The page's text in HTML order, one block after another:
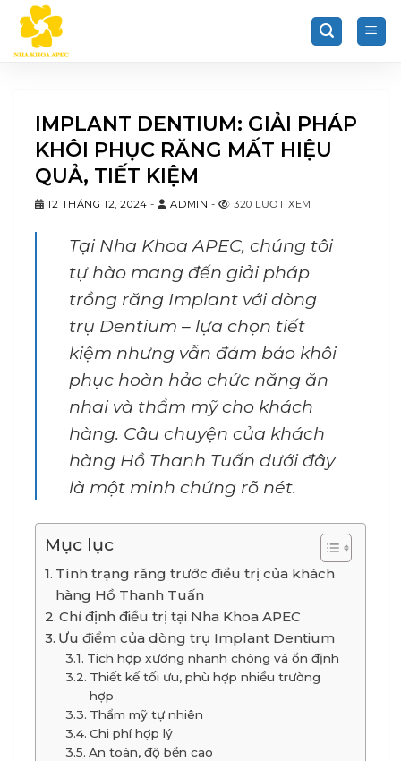
Chuyển
đến
nội
IMPLANT DENTIUM: GIẢI PHÁP
KHÔI PHỤC RĂNG MẤT HIỆU
QUẢ, TIẾT KIỆM
12 THÁNG 12, 2024 - ADMIN - 320 LƯỢT XEM
Tại Nha Khoa APEC, chúng tôi
tự hào mang đến giải pháp
trồng răng Implant với dòng
trụ Dentium – lựa chọn tiết
kiệm nhưng vẫn đảm bảo khôi
phục hoàn hảo chức năng ăn
nhai và thẩm mỹ cho khách
hàng. Câu chuyện của khách
hàng Hồ Thanh Tuấn dưới đây
là một minh chứng rõ nét.
Mục lục
Tình trạng răng trước điều trị của khách
hàng Hồ Thanh Tuấn
Chỉ định điều trị tại Nha Khoa APEC
Ưu điểm của dòng trụ Implant Dentium
Tích hợp xương nhanh chóng và ổn định
Thiết kế tối ưu, phù hợp nhiều trường
hợp
Thẩm mỹ tự nhiên
Chi phí hợp lý
An toàn, độ bền cao